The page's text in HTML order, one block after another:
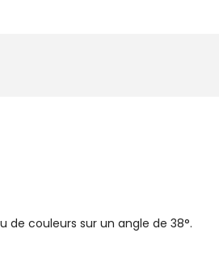
de couleurs sur un angle de 38°.